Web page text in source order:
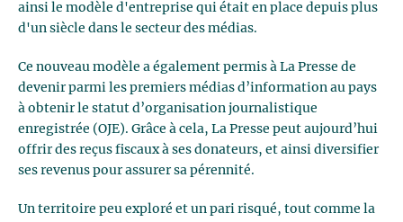
ainsi le modèle d'entreprise qui était en place depuis plus
d'un siècle dans le secteur des médias.
Ce nouveau modèle a également permis à La Presse de
devenir parmi les premiers médias d’information au pays
à obtenir le statut d’organisation journalistique
enregistrée (OJE). Grâce à cela, La Presse peut aujourd’hui
offrir des reçus fiscaux à ses donateurs, et ainsi diversifier
ses revenus pour assurer sa pérennité.
Un territoire peu exploré et un pari risqué, tout comme la